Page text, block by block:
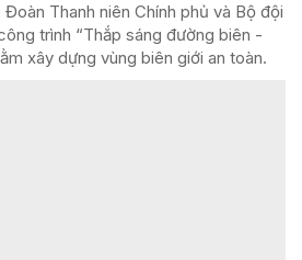
Thanh niên Chính phủ và Bộ đội
trình “Thắp sáng đường biên -
xây dựng vùng biên giới an toàn.